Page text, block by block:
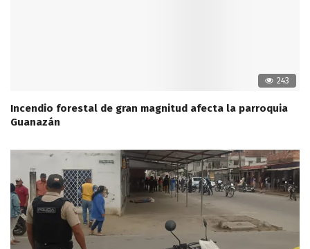
243
Incendio forestal de gran magnitud afecta la parroquia
Guanazán